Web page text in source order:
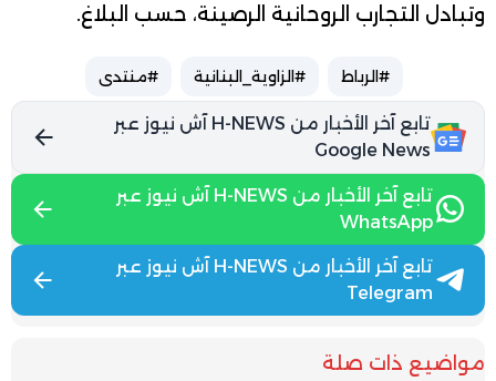
وتبادل التجارب الروحانية الرصينة، حسب البلاغ.
#الرباط #الزاوية_البنانية #منتدى
تابع آخر الأخبار من H-NEWS آش نيوز عبر
Google News
تابع آخر الأخبار من H-NEWS آش نيوز عبر
WhatsApp
تابع آخر الأخبار من H-NEWS آش نيوز عبر
Telegram
مواضيع ذات صلة